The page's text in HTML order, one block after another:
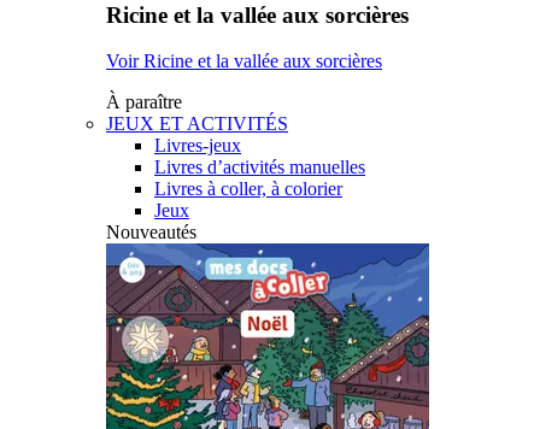
Ricine et la vallée aux sorcières
Voir Ricine et la vallée aux sorcières
À paraître
JEUX ET ACTIVITÉS
Livres-jeux
Livres d’activités manuelles
Livres à coller, à colorier
Jeux
Nouveautés